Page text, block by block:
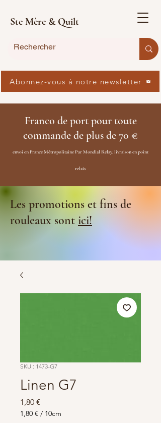
Ste Mère & Quilt
Franco de port pour toute
commande de plus de 70 €
envoi en France Métropolitaine Par Mondial Relay, livraison en point
relais
Les promotions et fins de
rouleaux sontici!
Abonnez-vous à notre newsletter
SKU : 1473-G7
Linen G7
1,80 €
1,80 € / 10cm